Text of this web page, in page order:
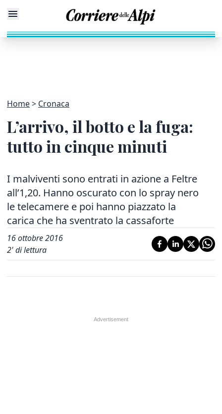
Home Cronaca
L’arrivo, il botto e la fuga:
tutto in cinque minuti
I malviventi sono entrati in azione a Feltre
all’1,20. Hanno oscurato con lo spray nero
le telecamere e poi hanno piazzato la
carica che ha sventrato la cassaforte
16 ottobre 2016
2' di lettura